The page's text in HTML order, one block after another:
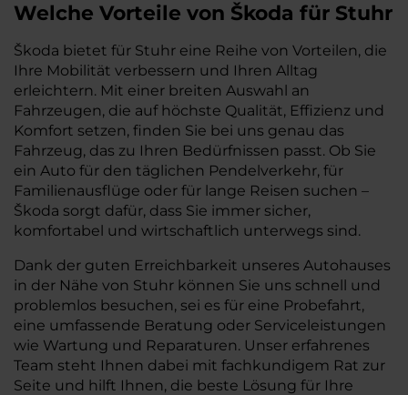
Welche Vorteile von Škoda für Stuhr
Škoda bietet für Stuhr eine Reihe von Vorteilen, die
Ihre Mobilität verbessern und Ihren Alltag
erleichtern. Mit einer breiten Auswahl an
Fahrzeugen, die auf höchste Qualität, Effizienz und
Komfort setzen, finden Sie bei uns genau das
Fahrzeug, das zu Ihren Bedürfnissen passt. Ob Sie
ein Auto für den täglichen Pendelverkehr, für
Familienausflüge oder für lange Reisen suchen –
Škoda sorgt dafür, dass Sie immer sicher,
komfortabel und wirtschaftlich unterwegs sind.
Dank der guten Erreichbarkeit unseres Autohauses
in der Nähe von Stuhr können Sie uns schnell und
problemlos besuchen, sei es für eine Probefahrt,
eine umfassende Beratung oder Serviceleistungen
wie Wartung und Reparaturen. Unser erfahrenes
Team steht Ihnen dabei mit fachkundigem Rat zur
Seite und hilft Ihnen, die beste Lösung für Ihre